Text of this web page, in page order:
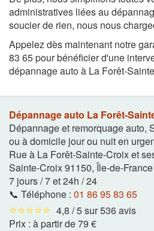
administratives liées au
soucier de rien, nous nous
Appelez dès maintenant notre
83 65 pour bénéficier d'une
dépannage auto à La Forêt-
Dépannage auto La Forêt-
Dépannage et remorquage auto,
ou à domicile jour ou nuit en
Rue à La Forêt-Sainte-Croix et
Sainte-Croix91150, Île-de-France
7 jours / 7 et 24h / 24
📞 Téléphone : 01 86 95 83 65
⭐⭐⭐⭐⭐ 4,8 / 5 sur 536 avis
Prix : à partir de 79 €